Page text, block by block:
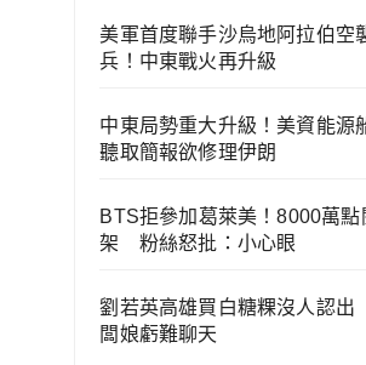
美軍首度聯手沙烏地阿拉伯空
兵！中東戰火再升級
中東局勢重大升級！美資能
聽取簡報欲修理伊朗
BTS拒參加葛萊美！8000萬
架 粉絲怒批：小心眼
劉若英高雄買白糖粿沒人認
闆娘虧難聊天